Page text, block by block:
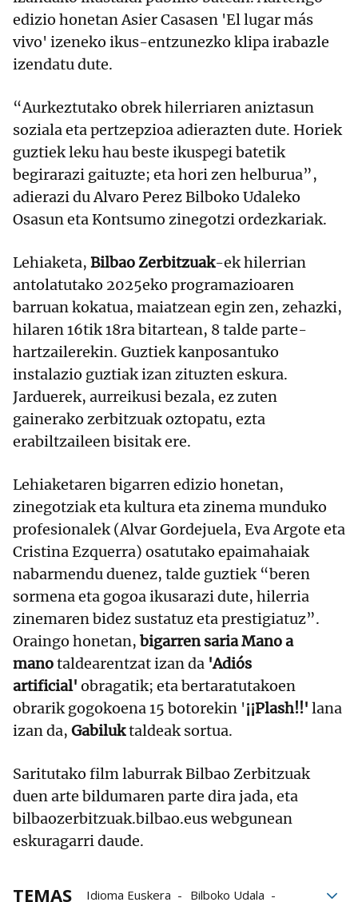
edizio honetan Asier Casasen 'El lugar más
vivo' izeneko ikus-entzunezko klipa irabazle
izendatu dute.
“Aurkeztutako obrek hilerriaren aniztasun
soziala eta pertzepzioa adierazten dute. Horiek
guztiek leku hau beste ikuspegi batetik
begirarazi gaituzte; eta hori zen helburua”,
adierazi du Alvaro Perez Bilboko Udaleko
Osasun eta Kontsumo zinegotzi ordezkariak.
Lehiaketa, Bilbao Zerbitzuak-ek hilerrian
antolatutako 2025eko programazioaren
barruan kokatua, maiatzean egin zen, zehazki,
hilaren 16tik 18ra bitartean, 8 talde parte-
hartzailerekin. Guztiek kanposantuko
instalazio guztiak izan zituzten eskura.
Jarduerek, aurreikusi bezala, ez zuten
gainerako zerbitzuak oztopatu, ezta
erabiltzaileen bisitak ere.
Lehiaketaren bigarren edizio honetan,
zinegotziak eta kultura eta zinema munduko
profesionalek (Alvar Gordejuela, Eva Argote eta
Cristina Ezquerra) osatutako epaimahaiak
nabarmendu duenez, talde guztiek “beren
sormena eta gogoa ikusarazi dute, hilerria
zinemaren bidez sustatuz eta prestigiatuz”.
Oraingo honetan, bigarren saria Mano a
manotaldearentzat izan da 'Adiós
artificial' obragatik; eta bertaratutakoen
obrarik gogokoena 15 botorekin '¡¡Plash!!' lana
izan da, Gabiluktaldeak sortua.
Saritutako film laburrak Bilbao Zerbitzuak
duen arte bildumaren parte dira jada, eta
bilbaozerbitzuak.bilbao.eus webgunean
eskuragarri daude.
TEMAS Idioma Euskera Bilboko Udala